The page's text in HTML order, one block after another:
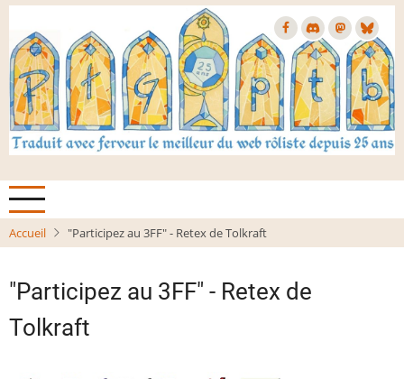
Aller
contenu
principal
Accueil "Participez au 3FF" - Retex de Tolkraft
"Participez au 3FF" - Retex de
Tolkraft